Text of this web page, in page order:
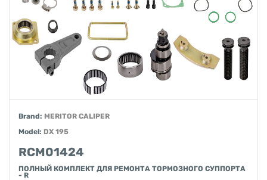
Brand: MERITOR CALIPER
Model: DX 195
RCM01424
ПОЛНЫЙ КОМПЛЕКТ ДЛЯ РЕМОНТА ТОРМОЗНОГО СУППОРТА
- R